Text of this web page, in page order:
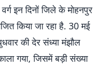
वर्ग इन दिनों जिले के मोहनपुर
किया जा रहा है. 30 मई
की देर संध्या मंझौल
गया, जिसमें बड़ी संख्या